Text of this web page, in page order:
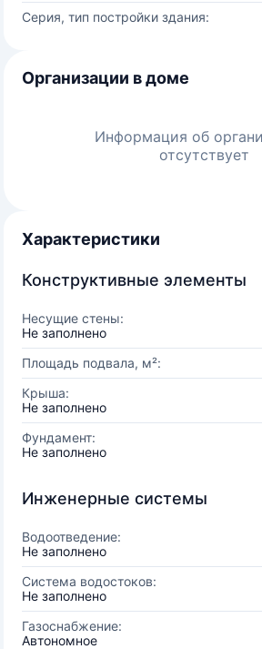
Серия, тип постройки здания:
Организации в доме
Информация об
отсутствует
Характеристики
Конструктивные элементы
Несущие стены:
Не заполнено
Площадь подвала, м²:
Крыша:
Не заполнено
Фундамент:
Не заполнено
Инженерные системы
Водоотведение:
Не заполнено
Система водостоков:
Не заполнено
Газоснабжение:
Автономное